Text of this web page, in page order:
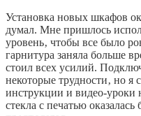
Установка новых шкафов
думал. Мне пришлось
уровень‚ чтобы все было
гарнитура заняла больше
стоил всех усилий.
некоторые трудности‚ но я
инструкции и видео-уроки
стекла с печатью оказалась